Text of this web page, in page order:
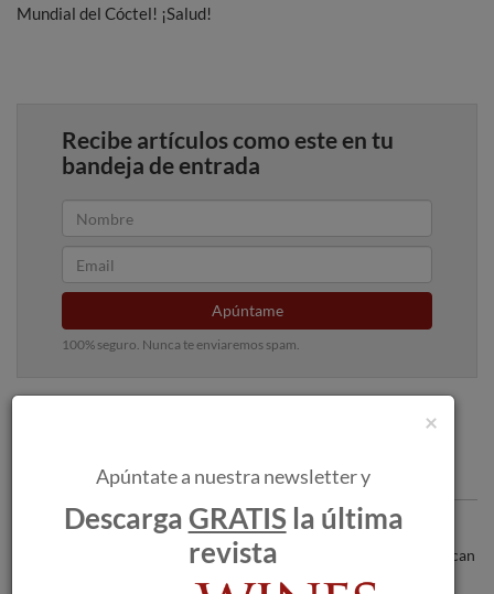
Mundial del Cóctel! ¡Salud!
Recibe artículos como este en tu
bandeja de entrada
Apúntame
100% seguro. Nunca te enviaremos spam.
Articulos recomendados
Los incendios forestales amenazan a las
bodegas a medida que las llamas se acercan
×
Apúntate a nuestra newsletter y
DescargaGRATIS la última
revista